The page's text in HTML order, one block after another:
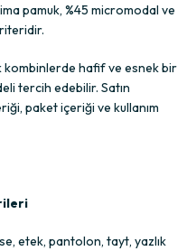
pamuk, %45 micromodal ve
kombinlerde hafif ve esnek bir
tercih edebilir. Satın
paket içeriği ve kullanım
etek, pantolon, tayt, yazlık